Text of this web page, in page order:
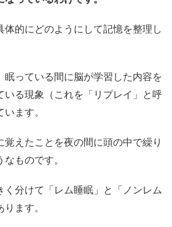
体的にどのようにして記憶を整理し
眠っている間に脳が学習した内容を
いる現象（これを「リプレイ」と呼
ます。
覚えたことを夜の間に頭の中で繰り
ものです。
く分けて「レム睡眠」と「ノンレム
ます。